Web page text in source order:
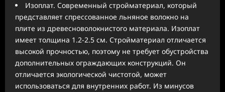
Изоплат. Современный стройматериал, который
представляет спрессованное льняное волокно на
плите из древесноволокнистого материала. Изоплат
имеет толщина 1.2-2.5 см. Стройматериал отличается
высокой прочностью, поэтому не требует обустройства
дополнительных ограждающих конструкций. Он
отличается экологической чистотой, может
использоваться для внутренних работ. Из минусов